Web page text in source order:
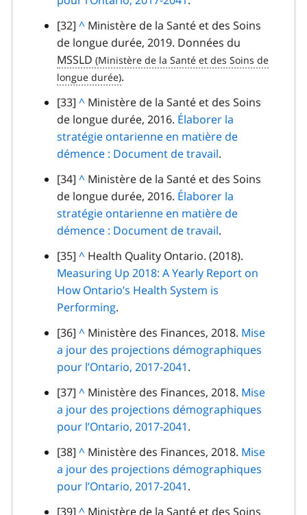
e
g
a
p
h
e
u
p
a
r
a
g
a
p
h
e
page
r
a
u
p
a
r
a
g
a
p
h
e
note
de
bas
de
[32] R
e
t
o
a
u
p
a
r
a
g
r
p
e
^ Ministère de la Santé et des Soins
de longue durée, 2019. Données du
MSSLD
.
note
de
bas
de
[33] R
e
t
o
a
u
p
a
r
a
g
r
e
^ Ministère de la Santé et des Soins
de longue durée, 2016. Élaborer la
stratégie ontarienne en matière de
démence : Document de travail.
note
de
bas
de
[34] R
e
t
o
a
u
p
a
r
a
g
h
e
^ Ministère de la Santé et des Soins
de longue durée, 2016. Élaborer la
stratégie ontarienne en matière de
démence : Document de travail.
note
de
bas
de
[35] R
e
t
o
a
u
p
a
r
a
^ Health Quality Ontario. (2018).
Measuring Up 2018: A Yearly Report on
How Ontario’s Health System is
Performing.
note
de
bas
page
[36] R
e
t
r
a
u
p
a
r
^ Ministère des Finances, 2018. Mise
a jour des projections démographiques
pour l’Ontario, 2017-2041.
note
de
bas
page
[37] R
e
t
r
a
^ Ministère des Finances, 2018. Mise
a jour des projections démographiques
pour l’Ontario, 2017-2041.
note
de
bas
[38] R
e
t
^ Ministère des Finances, 2018. Mise
a jour des projections démographiques
pour l’Ontario, 2017-2041.
note
[39] R
^ Ministère de la Santé et des Soins